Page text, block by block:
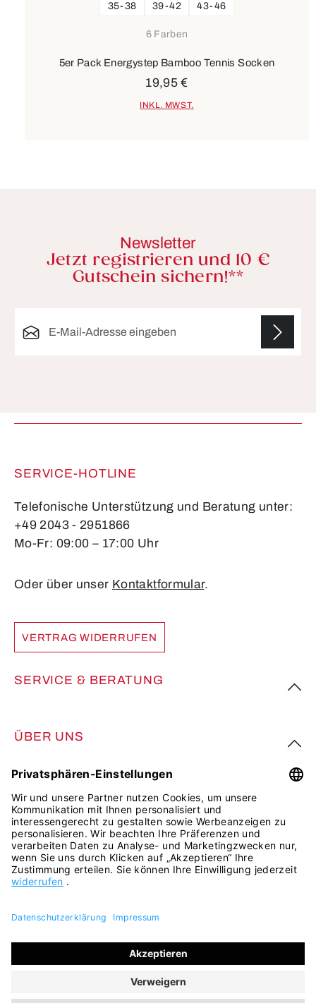
6 Farben
35-38 39-42 43-46
5er Pack Energystep Bamboo Tennis Socken
19,95 €
INKL. MWST.
Newsletter
Jetzt registrieren und 10 €
Gutschein sichern!**
SERVICE-HOTLINE
Telefonische Unterstützung und Beratung unter:
+49 2043 - 2951866
Mo-Fr: 09:00 – 17:00 Uhr
Oder über unser Kontaktformular.
VERTRAG WIDERRUFEN
SERVICE & BERATUNG
ÜBER UNS
FOLGE UNS
und ggf. Nachnahmegebühren, wenn nicht anders
angegeben.